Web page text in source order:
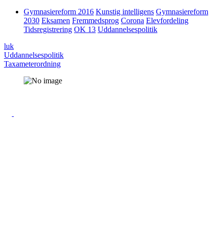
Gymnasiereform 2016 Kunstig intelligens Gymnasiereform
2030 Eksamen Fremmedsprog Corona Elevfordeling
Tidsregistrering OK 13 Uddannelsespolitik
luk
Uddannelsespolitik
Taxameterordning